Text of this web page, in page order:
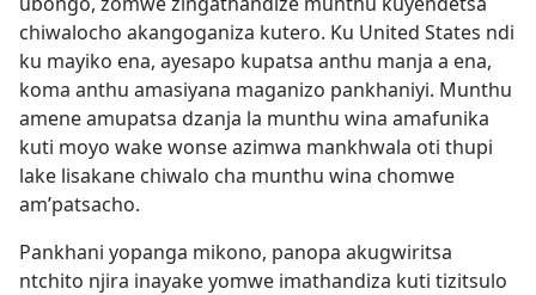
chiwalocho akangoganiza kutero. Ku United States ndi
ku mayiko ena, ayesapo kupatsa anthu manja a ena,
koma anthu amasiyana maganizo pankhaniyi. Munthu
amene amupatsa dzanja la munthu wina amafunika
kuti moyo wake wonse azimwa mankhwala oti thupi
lake lisakane chiwalo cha munthu wina chomwe
am’patsacho.
Pankhani yopanga mikono, panopa akugwiritsa
ntchito njira inayake yomwe imathandiza kuti tizitsulo